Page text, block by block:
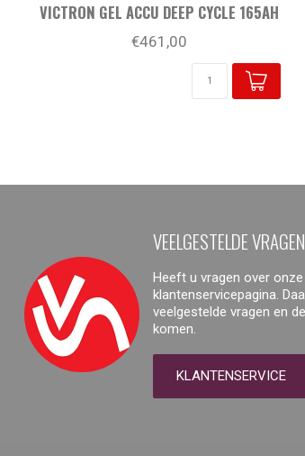
VICTRON GEL ACCU DEEP CYCLE 165AH
€461,00
VEELGESTELDE VRAGEN
Heeft u vragen over
klantenservicepagina.
veelgestelde vragen en
komen.
KLANTENSERVICE